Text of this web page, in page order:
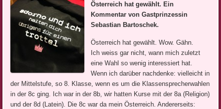
Österreich hat gewählt. Ein
Kommentar von Gastprinzessin
Sebastian Bartoschek.
Österreich hat gewählt. Wow. Gähn.
Ich weiss gar nicht, wann mich zuletzt
eine Wahl so wenig interessiert hat.
Wenn ich darüber nachdenke: vielleicht in
der Mittelstufe, so 8. Klasse, wenn es um die Klassensprecherwahlen
in der 8c ging. Ich war in der 8b, wir hatten Kurse mit der 8a (Religion)
und der 8d (Latein). Die 8c war da mein Österreich. Andererseits: